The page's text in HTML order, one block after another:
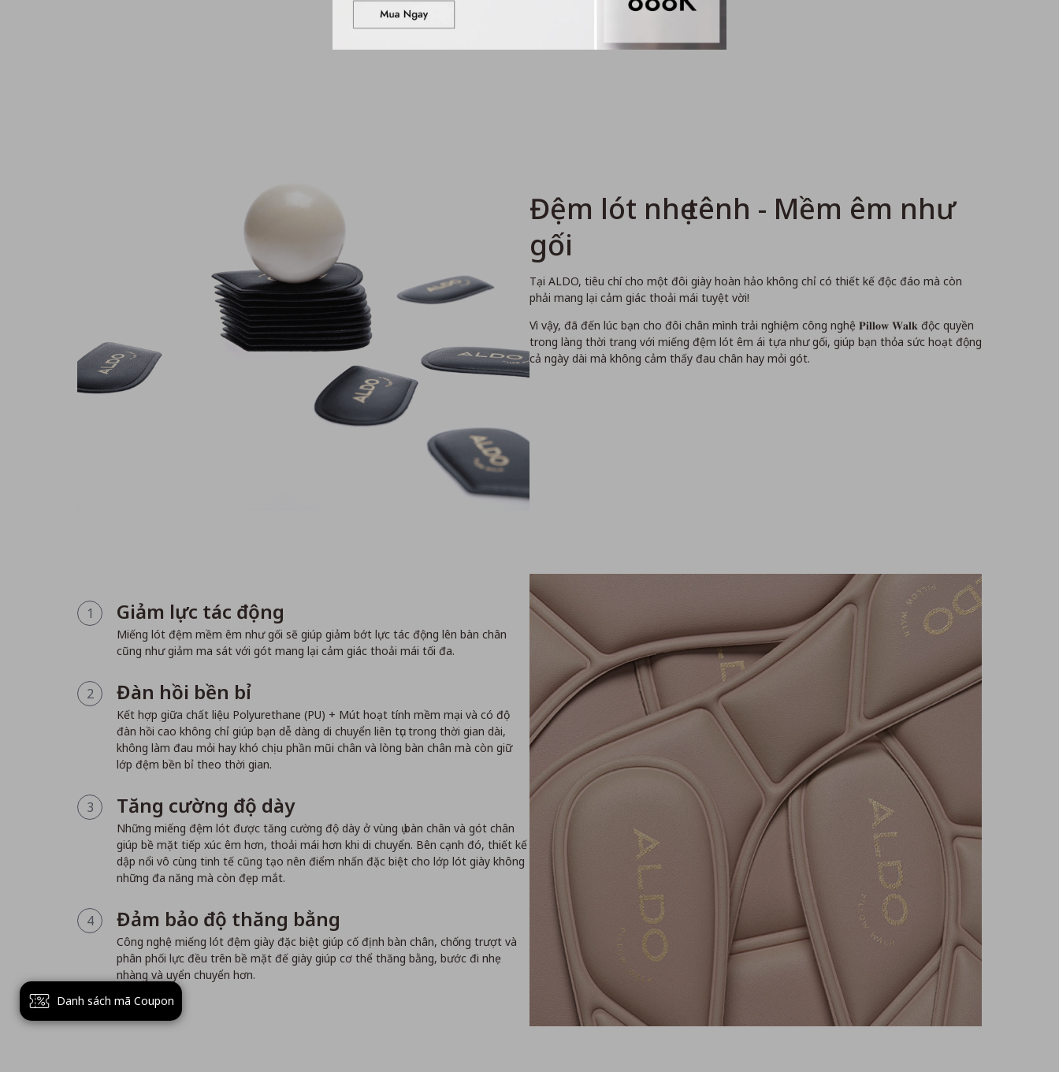
Đệm lót nhẹ tênh - Mềm êm như
gối
Tại ALDO, tiêu chí cho một đôi giày hoàn hảo không chỉ có thiết kế độc đáo mà còn
phải mang lại cảm giác thoải mái tuyệt vời!
Vì vậy, đã đến lúc bạn cho đôi chân mình trải nghiệm công nghệ 𝐏𝐢𝐥𝐥𝐨𝐰 𝐖𝐚𝐥𝐤 độc quyền
trong làng thời trang với miếng đệm lót êm ái tựa như gối, giúp bạn thỏa sức hoạt động
cả ngày dài mà không cảm thấy đau chân hay mỏi gót.
1 Giảm lực tác động
Miếng lót đệm mềm êm như gối sẽ giúp giảm bớt lực tác động lên bàn chân
cũng như giảm ma sát với gót mang lại cảm giác thoải mái tối đa.
2 Đàn hồi bền bỉ
Kết hợp giữa chất liệu Polyurethane (PU) + Mút hoạt tính mềm mại và có độ
đàn hồi cao không chỉ giúp bạn dễ dàng di chuyển liên tục trong thời gian dài,
không làm đau mỏi hay khó chịu phần mũi chân và lòng bàn chân mà còn giữ
lớp đệm bền bỉ theo thời gian.
3 Tăng cường độ dày
Những miếng đệm lót được tăng cường độ dày ở vùng ụ bàn chân và gót chân
giúp bề mặt tiếp xúc êm hơn, thoải mái hơn khi di chuyển. Bên cạnh đó, thiết kế
dập nổi vô cùng tinh tế cũng tạo nên điểm nhấn đặc biệt cho lớp lót giày không
những đa năng mà còn đẹp mắt.
4 Đảm bảo độ thăng bằng
Công nghệ miếng lót đệm giày đặc biệt giúp cố định bàn chân, chống trượt và
phân phối lực đều trên bề mặt đế giày giúp cơ thể thăng bằng, bước đi nhẹ
nhàng và uyển chuyển hơn.
Danh sách mã Coupon